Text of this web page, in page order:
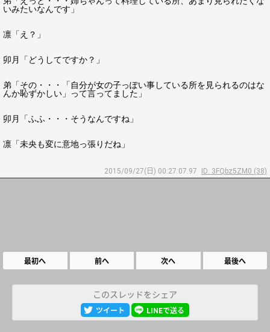
いみたいなんです」
凛「え？」
卯月「どうしてですか？」
弟「その・・・「自分が女の子っぽい事している所を見られるのはな
んか恥ずかしい」って言ってました」
卯月「ふふ・・・そうなんですね」
凛「未央も変に意地っ張りだね」
2015/09/27(日) 00:27:07.97 ID: 3FQbz5ZM0 (38)
最初へ 前へ 次へ 最後へ
このスレッドをシェア
ツイート LINEで送る